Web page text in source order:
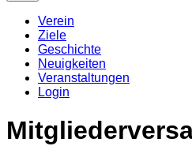
Verein
Ziele
Geschichte
Neuigkeiten
Veranstaltungen
Login